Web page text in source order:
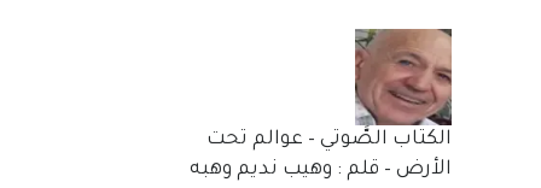
الكتاب الصَّوتي – عوالم تحت
الأرض – قلم : وهيب نديم وهبه